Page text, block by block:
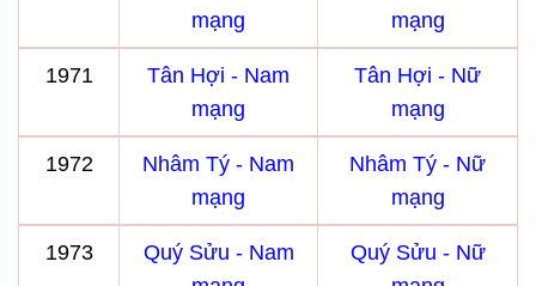
mạng
mạng
1971
Tân Hợi - Nam
mạng
Tân Hợi - Nữ
mạng
1972
Nhâm Tý - Nam
mạng
Nhâm Tý - Nữ
mạng
1973
Quý Sửu - Nam
Quý Sửu - Nữ